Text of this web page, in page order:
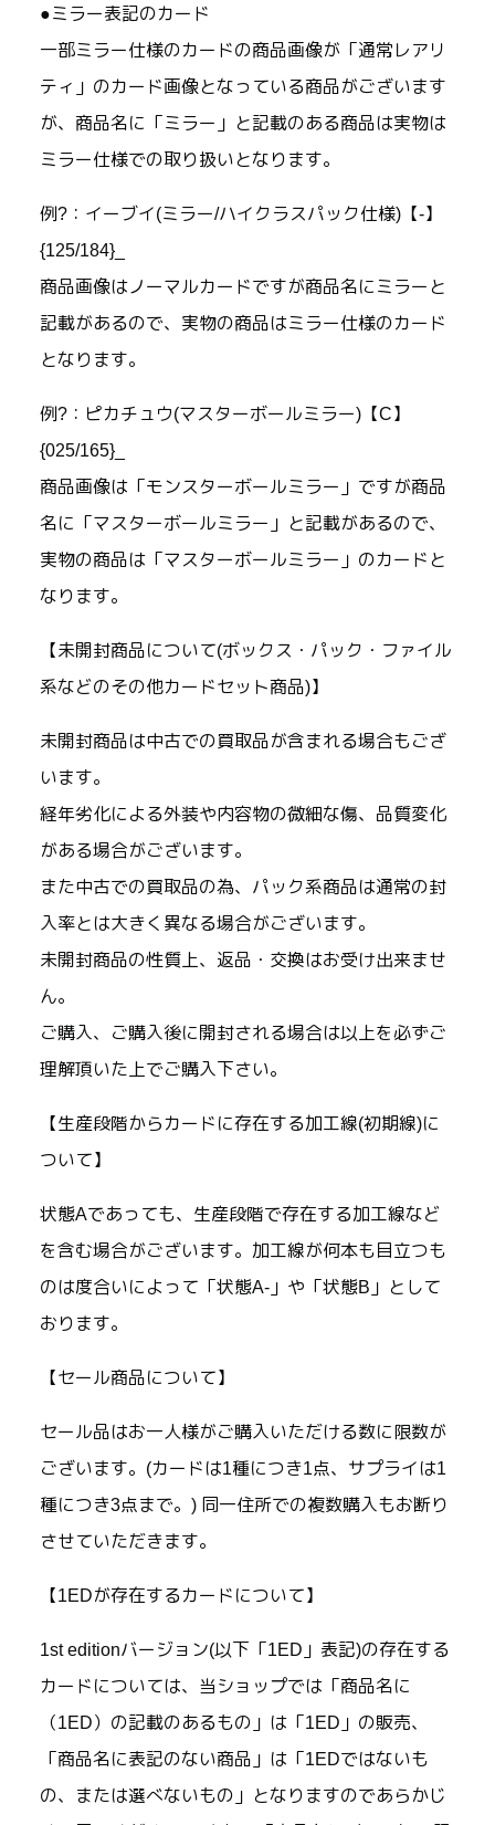
●ミラー表記のカード
一部ミラー仕様のカードの商品画像が「通常レアリ
ティ」のカード画像となっている商品がございます
が、商品名に「ミラー」と記載のある商品は実物は
ミラー仕様での取り扱いとなります。
例?：イーブイ(ミラー/ハイクラスパック仕様)【-】
{125/184}_
商品画像はノーマルカードですが商品名にミラーと
記載があるので、実物の商品はミラー仕様のカード
となります。
例?：ピカチュウ(マスターボールミラー)【C】
{025/165}_
商品画像は「モンスターボールミラー」ですが商品
名に「マスターボールミラー」と記載があるので、
実物の商品は「マスターボールミラー」のカードと
なります。
【未開封商品について(ボックス・パック・ファイル
系などのその他カードセット商品)】
未開封商品は中古での買取品が含まれる場合もござ
います。
経年劣化による外装や内容物の微細な傷、品質変化
がある場合がございます。
また中古での買取品の為、パック系商品は通常の封
入率とは大きく異なる場合がございます。
未開封商品の性質上、返品・交換はお受け出来ませ
ん。
ご購入、ご購入後に開封される場合は以上を必ずご
理解頂いた上でご購入下さい。
【生産段階からカードに存在する加工線(初期線)に
ついて】
状態Aであっても、生産段階で存在する加工線など
を含む場合がございます。加工線が何本も目立つも
のは度合いによって「状態A-」や「状態B」として
おります。
【セール商品について】
セール品はお一人様がご購入いただける数に限数が
ございます。(カードは1種につき1点、サプライは1
種につき3点まで。) 同一住所での複数購入もお断り
させていただきます。
【1EDが存在するカードについて】
1st editionバージョン(以下「1ED」表記)の存在する
カードについては、当ショップでは「商品名に
（1ED）の記載のあるもの」は「1ED」の販売、
「商品名に表記のない商品」は「1EDではないも
の、または選べないもの」となりますのであらかじ